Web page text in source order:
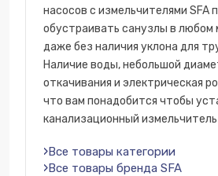
насосов с измельчителями SFA
обустраивать санузлы в любом
даже без наличия уклона для
Наличие воды, небольшой
откачивания и электрическая
что вам понадобится чтобы
канализационный измельчитель
Все товары категории
Все товары бренда SFA